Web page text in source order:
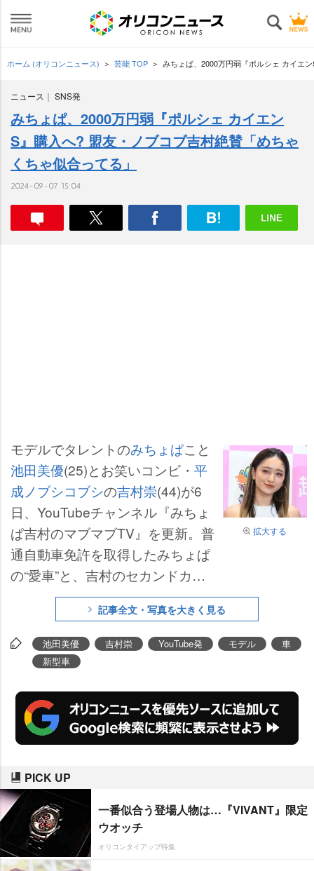
ホーム (オリコンニュース) 芸能 TOP みちょぱ、2000万円弱『ポルシェ カイエ
ニュース SNS発
みちょぱ、2000万円弱『ポルシェ カイエン
S』購入へ? 盟友・ノブコブ吉村絶賛「めちゃ
くちゃ似合ってる」
2024-09-07 15:04
拡大する
モデルでタレントのみちょぱこと
池田美優(25)とお笑いコンビ・ 平
成ノブシコブシの吉村崇(44)が6
日、YouTubeチャンネル『みちょ
ぱ吉村のマブマブTV』を更新。普
通自動車免許を取得したみちょぱ
の“愛車”と、吉村のセカンドカー
を見にディーラーを訪れた。
記事全文・写真を大きく見る
池田美優 吉村崇 YouTube発 モデル
車
新型車
PICK UP
一番似合う登場人物は…『VIVANT』限定
ウオッチ
オリコンタイアップ特集